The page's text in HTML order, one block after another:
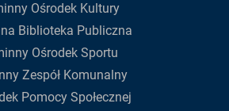
Ośrodek Kultury
Biblioteka Publiczna
Ośrodek Sportu
Zespół Komunalny
Pomocy Społecznej